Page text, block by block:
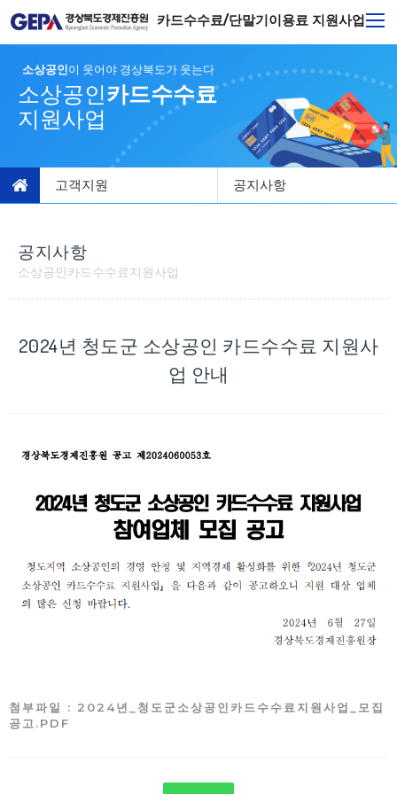
카드수수료/단말기이용료 지원사업
소상공인이 웃어야 경상북도가 웃는다
소상공인카드수수료
지원사업
고객지원 공지사항
공지사항
소상공인카드수수료지원사업
2024년 청도군 소상공인 카드수수료 지원사
업 안내
첨부파일 : 2024년_청도군소상공인카드수수료지원사업_모집
공고.PDF